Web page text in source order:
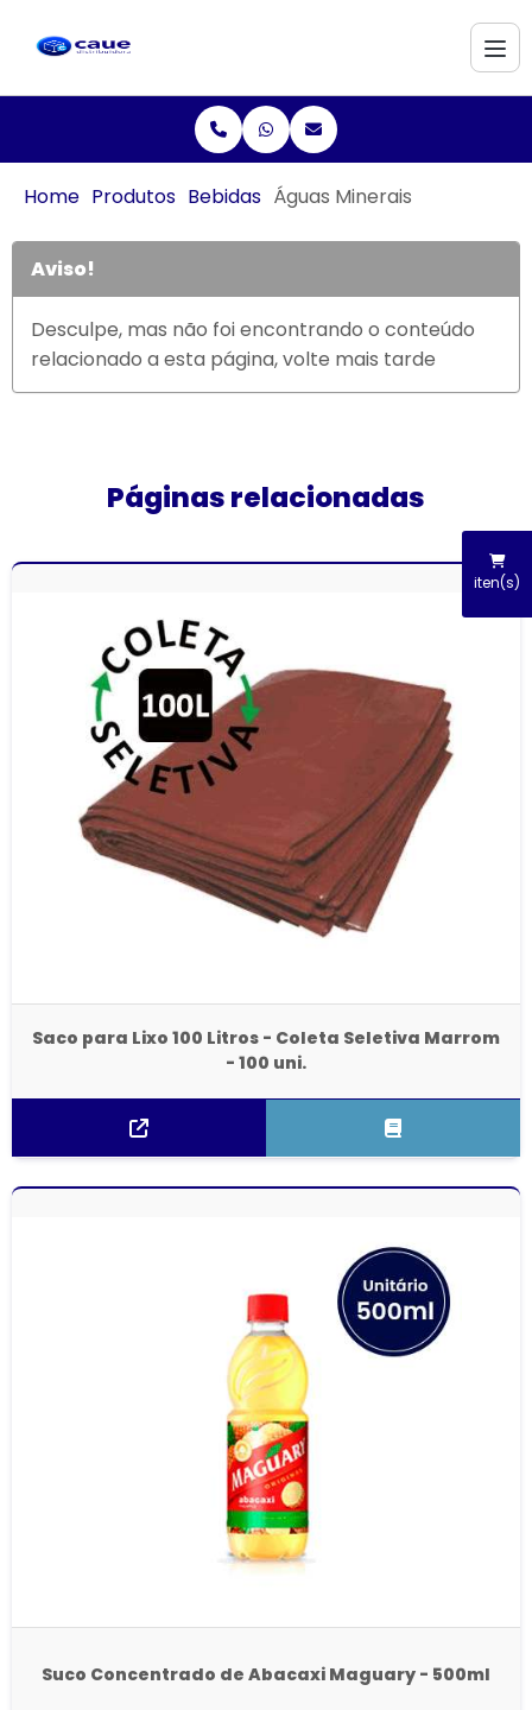
iten(s)
Home Produtos Bebidas Águas Minerais
Aviso!
Desculpe, mas não foi encontrando o conteúdo
relacionado a esta página, volte mais tarde
Páginas relacionadas
Saco para Lixo 100 Litros - Coleta Seletiva Marrom
- 100 uni.
Suco Concentrado de Abacaxi Maguary - 500ml